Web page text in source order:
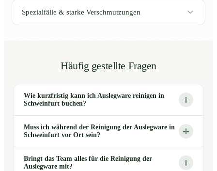
Spezialfälle & starke Verschmutzungen
Häufig gestellte Fragen
Wie kurzfristig kann ich Auslegware reinigen in
Schweinfurt buchen?
Muss ich während der Reinigung der Auslegware in
Schweinfurt vor Ort sein?
Bringt das Team alles für die Reinigung der
Auslegware mit?